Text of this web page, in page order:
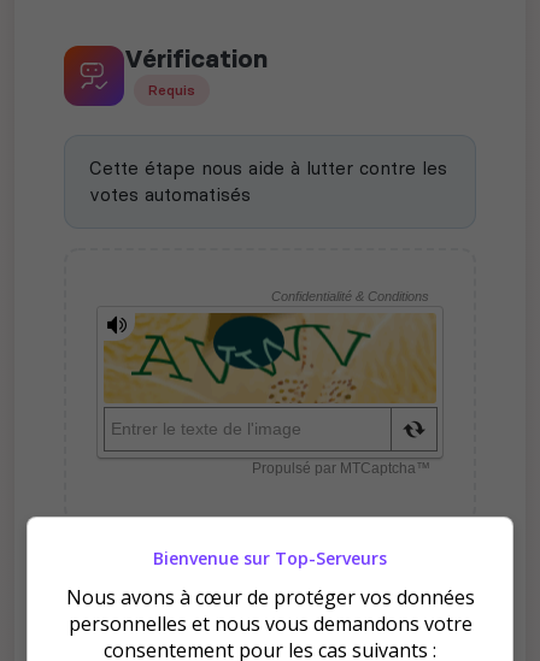
Vérification
Requis
Cette étape nous aide à lutter contre les
votes automatisés
Pourquoi voter pour ☢️
Actual Roleplay [ARP] -
METRO 2033 FR ☢️ ?
Bienvenue sur Top-Serveurs
Nous avons à cœur de protéger vos données
personnelles et nous vous demandons votre
consentement pour les cas suivants :